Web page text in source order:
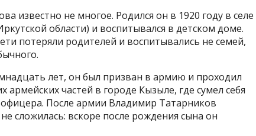
известно не многое. Родился он в 1920 году в селе
области) и воспитывался в детском доме.
потеряли родителей и воспитывались не семей,
лет, он был призван в армию и проходил
армейских частей в городе Кызыле, где сумел себя
После армии Владимир Татарников
сложилась: вскоре после рождения сына он